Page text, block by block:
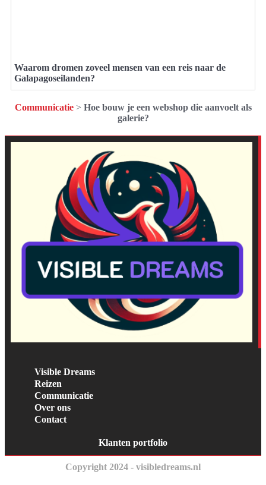
Waarom dromen zoveel mensen van een reis naar de
Galapagoseilanden?
Communicatie> Hoe bouw je een webshop die aanvoelt als
galerie?
Visible Dreams
Reizen
Communicatie
Over ons
Contact
Klanten portfolio
Copyright 2024 - visibledreams.nl